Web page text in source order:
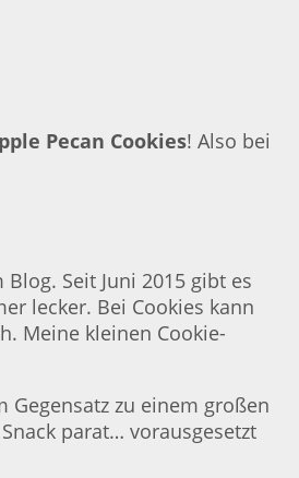
Pecan Cookies! Also bei
Seit Juni 2015 gibt es
lecker. Bei Cookies kann
Meine kleinen Cookie-
zu einem großen
parat… vorausgesetzt